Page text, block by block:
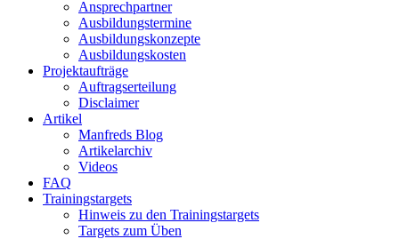
Ansprechpartner
Ausbildungstermine
Ausbildungskonzepte
Ausbildungskosten
Projektaufträge
Auftragserteilung
Disclaimer
Artikel
Manfreds Blog
Artikelarchiv
Videos
FAQ
Trainingstargets
Hinweis zu den Trainingstargets
Targets zum Üben